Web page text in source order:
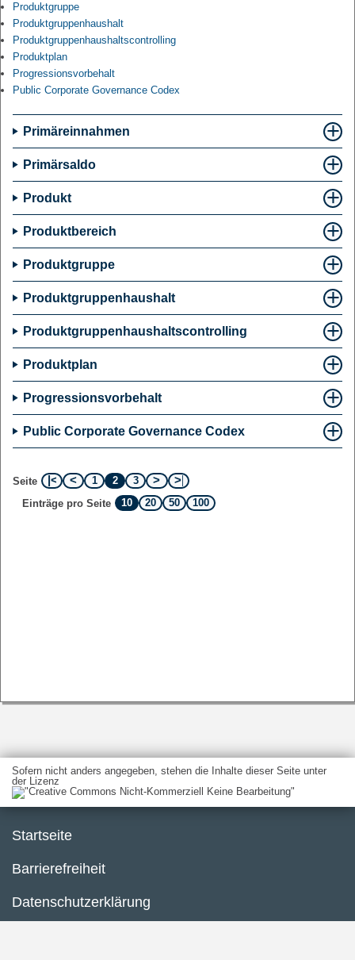
Produktgruppe
Produktgruppenhaushalt
Produktgruppenhaushaltscontrolling
Produktplan
Progressionsvorbehalt
Public Corporate Governance Codex
Primäreinnahmen
Primärsaldo
Produkt
Produktbereich
Produktgruppe
Produktgruppenhaushalt
Produktgruppenhaushaltscontrolling
Produktplan
Progressionsvorbehalt
Public Corporate Governance Codex
Seite 1 2
3
Einträge pro Seite
10 20 50 100
Sofern nicht anders angegeben, stehen die Inhalte dieser Seite unter
der Lizenz
Startseite
Barrierefreiheit
Datenschutzerklärung